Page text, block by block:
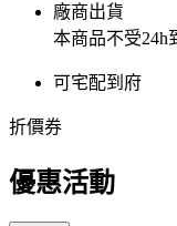
廠商出貨
本商品不受24h
可宅配到府
折價券
優惠活動